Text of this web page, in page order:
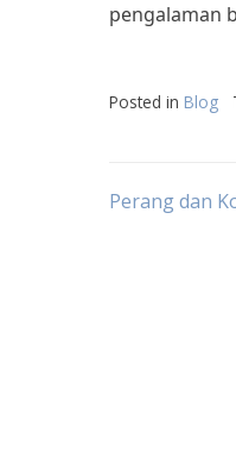
pengalaman
Posted in Blog
Post
Perang dan